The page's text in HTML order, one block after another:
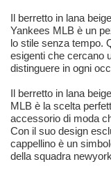
Il berretto in lana
Yankees MLB è un
lo stile senza tempo.
esigenti che cercano
distinguere in ogni
Il berretto in lana
MLB è la scelta
accessorio di moda
Con il suo design
cappellino è un
della squadra